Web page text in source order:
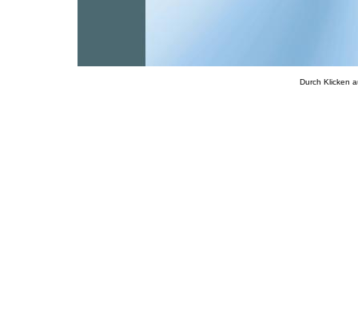
Durch Klicken